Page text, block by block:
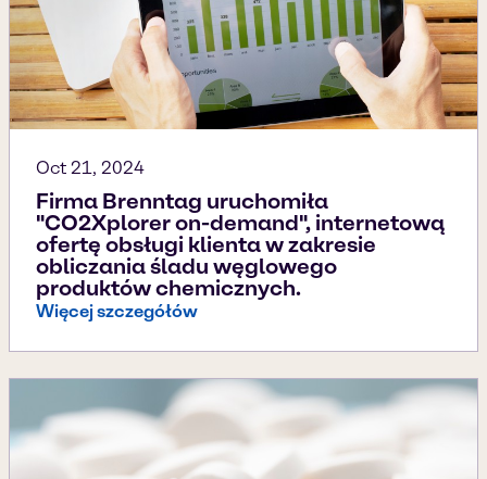
Oct 21, 2024
Firma Brenntag uruchomiła
"CO2Xplorer on-demand", internetową
ofertę obsługi klienta w zakresie
obliczania śladu węglowego
produktów chemicznych.
Więcej szczegółów